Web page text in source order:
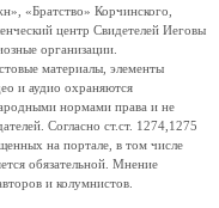
«Братство» Корчинского,
центр Свидетелей Иеговы
организации.
материалы, элементы
и аудио охраняются
нормами права и не
Согласно ст.ст. 1274,1275
на портале, в том числе
обязательной. Мнение
и колумнистов.